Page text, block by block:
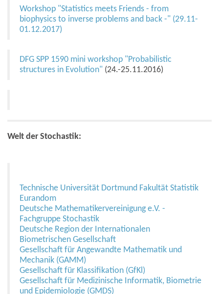
Workshop "Statistics meets Friends - from
biophysics to inverse problems and back -" (29.11-
01.12.2017)
DFG SPP 1590 mini workshop "Probabilistic
structures in Evolution" (24.-25.11.2016)
Welt der Stochastik:
Technische Universität Dortmund Fakultät Statistik
Eurandom
Deutsche Mathematikervereinigung e.V. -
Fachgruppe Stochastik
Deutsche Region der Internationalen
Biometrischen Gesellschaft
Gesellschaft für Angewandte Mathematik und
Mechanik (GAMM)
Gesellschaft für Klassifikation (GfKl)
Gesellschaft für Medizinische Informatik, Biometrie
und Epidemiologie (GMDS)